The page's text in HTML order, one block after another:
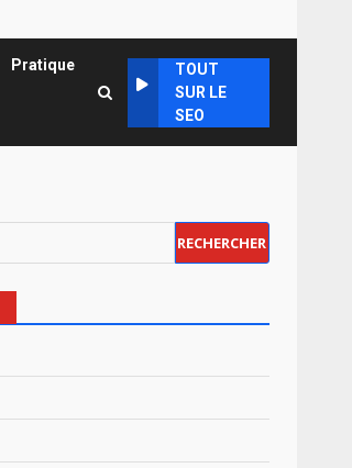
Pratique
TOUT
SUR LE
SEO